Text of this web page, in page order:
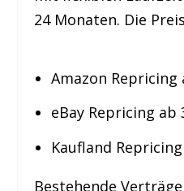
24 Monaten. Die
Amazon Repricing
eBay Repricing ab
Kaufland
Bestehende